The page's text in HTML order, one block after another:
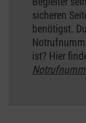
sicheren
benötigst.
ist? Hier